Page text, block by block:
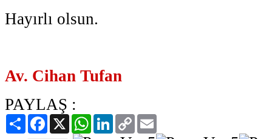
Hayırlı olsun.
Av. Cihan Tufan
PAYLAŞ :
PaylaşFacebook
X WhatsAppLinkedIn
Copy
Link